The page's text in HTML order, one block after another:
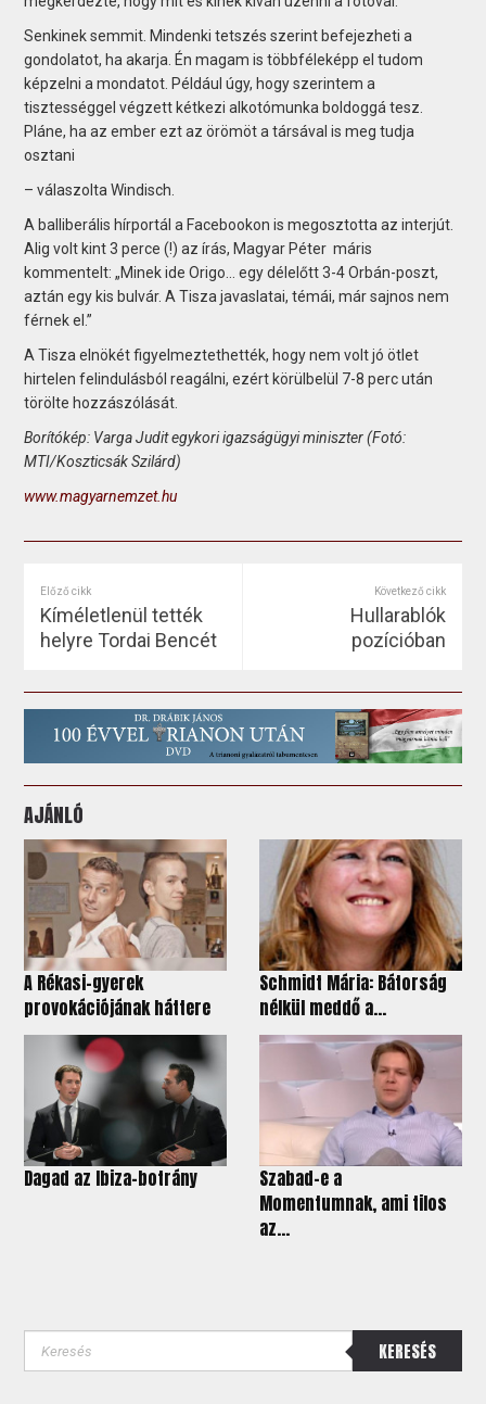
Senkinek semmit. Mindenki tetszés szerint befejezheti a
gondolatot, ha akarja. Én magam is többféleképp el tudom
képzelni a mondatot. Például úgy, hogy szerintem a
tisztességgel végzett kétkezi alkotómunka boldoggá tesz.
Pláne, ha az ember ezt az örömöt a társával is meg tudja
osztani
– válaszolta Windisch.
A balliberális hírportál a Facebookon is megosztotta az interjút.
Alig volt kint 3 perce (!) az írás, Magyar Péter máris
kommentelt: „Minek ide Origo… egy délelőtt 3-4 Orbán-poszt,
aztán egy kis bulvár. A Tisza javaslatai, témái, már sajnos nem
férnek el.”
A Tisza elnökét figyelmeztethették, hogy nem volt jó ötlet
hirtelen felindulásból reagálni, ezért körülbelül 7-8 perc után
törölte hozzászólását.
Borítókép: Varga Judit egykori igazságügyi miniszter (Fotó:
MTI/Koszticsák Szilárd)
www.magyarnemzet.hu
Előző cikk
Kíméletlenül tették
helyre Tordai Bencét
Következő cikk
Hullarablók
pozícióban
AJÁNLÓ
A Rékasi-gyerek
provokációjának háttere
Schmidt Mária: Bátorság
nélkül meddő a…
Dagad az Ibiza-botrány
Szabad-e a
Momentumnak, ami tilos
az...
KERESÉS